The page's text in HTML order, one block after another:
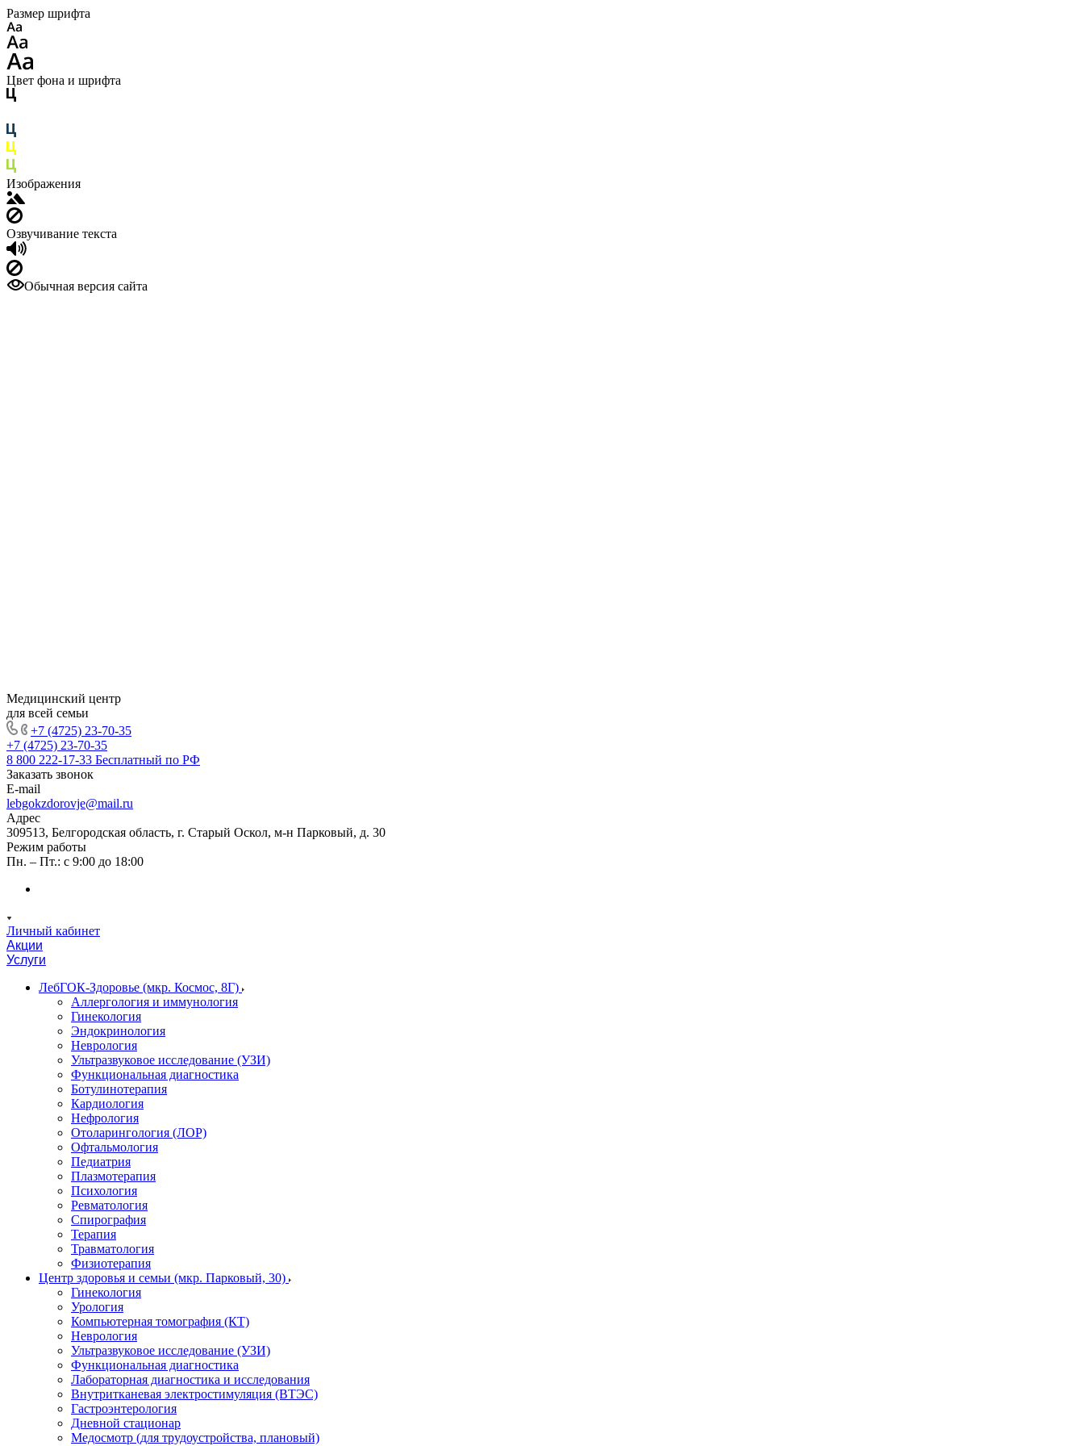
Размер шрифта
Цвет фона и шрифта
Изображения
Озвучивание текста
Обычная версия сайта
Медицинский центр
для всей семьи
+7 (4725) 23-70-35
+7 (4725) 23-70-35
8 800 222-17-33 Бесплатный по РФ
Заказать звонок
E-mail
lebgokzdorovje@mail.ru
Адрес
309513, Белгородская область, г. Старый Оскол, м-н Парковый, д. 30
Режим работы
Пн. – Пт.: с 9:00 до 18:00
Личный кабинет
Акции
Услуги
ЛебГОК-Здоровье (мкр. Космос, 8Г)
Аллергология и иммунология
Гинекология
Эндокринология
Неврология
Ультразвуковое исследование (УЗИ)
Функциональная диагностика
Ботулинотерапия
Кардиология
Нефрология
Отоларингология (ЛОР)
Офтальмология
Педиатрия
Плазмотерапия
Психология
Ревматология
Спирография
Терапия
Травматология
Физиотерапия
Центр здоровья и семьи (мкр. Парковый, 30)
Гинекология
Урология
Компьютерная томография (КТ)
Неврология
Ультразвуковое исследование (УЗИ)
Функциональная диагностика
Лабораторная диагностика и исследования
Внутритканевая электростимуляция (ВТЭС)
Гастроэнтерология
Дневной стационар
Медосмотр (для трудоустройства, плановый)